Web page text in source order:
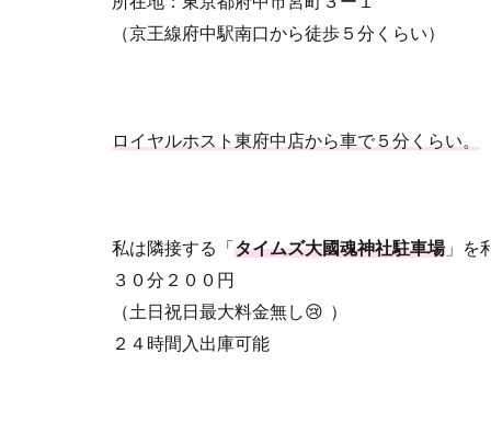
（京王線府中駅南口から徒歩５分くらい）
ロイヤルホスト東府中店から車で５分くらい。
私は隣接する「タイムズ大國魂神社駐車場」を
３０分２００円
（土日祝日最大料金無し😢 ）
２４時間入出庫可能